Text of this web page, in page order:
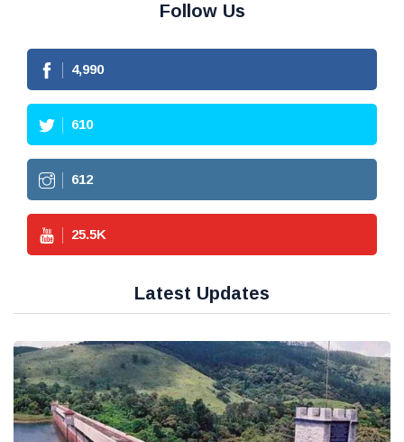
Follow Us
4,990
610
612
25.5K
Latest Updates